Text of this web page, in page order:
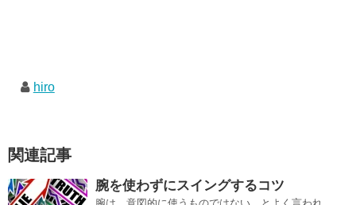
hiro
関連記事
腕を使わずにスイングするコツ